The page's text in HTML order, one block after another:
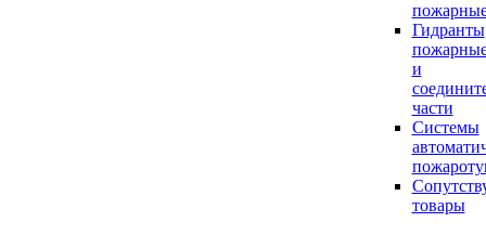
Гидранты
и
части
Системы
товары